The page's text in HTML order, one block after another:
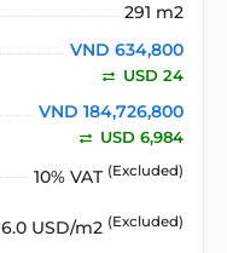
291 m2
VND 634,800
USD 24
VND 184,726,800
USD 6,984
10% VAT (Excluded)
6.0 USD/m2 (Excluded)